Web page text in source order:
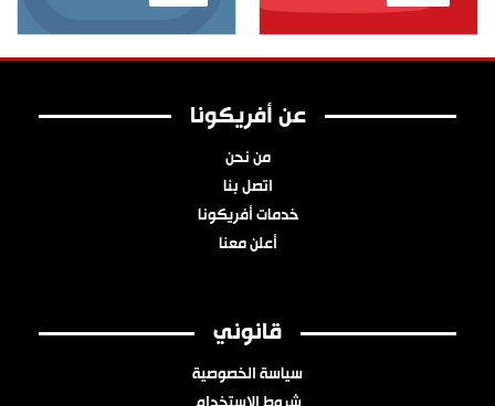
عن أفريكونا
من نحن
اتصل بنا
خدمات أفريكونا
أعلن معنا
قانوني
سياسة الخصوصية